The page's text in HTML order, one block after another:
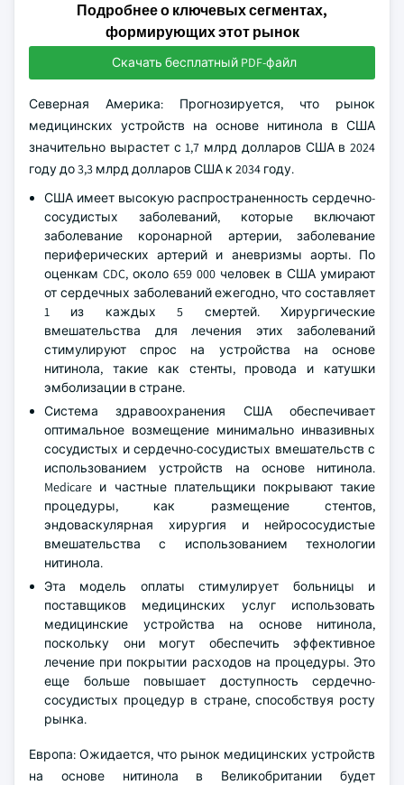
Подробнее о ключевых сегментах,
формирующих этот рынок
Скачать бесплатный PDF-файл
Северная Америка: Прогнозируется, что рынок
медицинских устройств на основе нитинола в США
значительно вырастет с 1,7 млрд долларов США в 2024
году до 3,3 млрд долларов США к 2034 году.
США имеет высокую распространенность сердечно-
сосудистых заболеваний, которые включают
заболевание коронарной артерии, заболевание
периферических артерий и аневризмы аорты. По
оценкам CDC, около 659 000 человек в США умирают
от сердечных заболеваний ежегодно, что составляет
1 из каждых 5 смертей. Хирургические
вмешательства для лечения этих заболеваний
стимулируют спрос на устройства на основе
нитинола, такие как стенты, провода и катушки
эмболизации в стране.
Система здравоохранения США обеспечивает
оптимальное возмещение минимально инвазивных
сосудистых и сердечно-сосудистых вмешательств с
использованием устройств на основе нитинола.
Medicare и частные плательщики покрывают такие
процедуры, как размещение стентов,
эндоваскулярная хирургия и нейрососудистые
вмешательства с использованием технологии
нитинола.
Эта модель оплаты стимулирует больницы и
поставщиков медицинских услуг использовать
медицинские устройства на основе нитинола,
поскольку они могут обеспечить эффективное
лечение при покрытии расходов на процедуры. Это
еще больше повышает доступность сердечно-
сосудистых процедур в стране, способствуя росту
рынка.
Европа: Ожидается, что рынок медицинских устройств
на основе нитинола в Великобритании будет